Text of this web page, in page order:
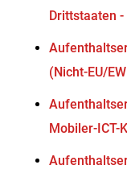
Drittstaaten
(Nicht-EU/
Mobiler-ICT-